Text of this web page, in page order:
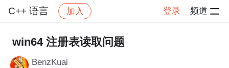
C++ 语言 加入 登录 频道
社区 C++ 语言 帖子详情
win64 注册表读取问题
BenzKuai